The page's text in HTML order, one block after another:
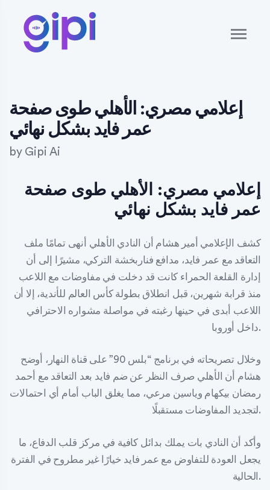
إعلامي مصري: الأهلي طوى صفحة
عمر فايد بشكل نهائي
by Gipi Ai
إعلامي مصري: الأهلي طوى صفحة
عمر فايد بشكل نهائي
كشف الإعلامي أمير هشام أن النادي الأهلي أنهى تمامًا ملف
التعاقد مع عمر فايد، مدافع فناربخشة التركي، مشيرًا إلى أن
إدارة القلعة الحمراء كانت قد دخلت في مفاوضات مع اللاعب
منذ قرابة شهرين، قبل انطلاق بطولة كأس العالم للأندية، إلا أن
اللاعب أبدى في حينها رغبته في مواصلة مشواره الاحترافي
داخل أوروبا.
وخلال تصريحاته في برنامج “بلس 90” على قناة النهار، أوضح
هشام أن الأهلي صرف النظر عن ضم فايد بعد التعاقد مع أحمد
رمضان بيكهام وياسين مرعي، مما يغلق الباب أمام أي احتمالات
لتجديد المفاوضات مستقبلًا.
وأكد أن النادي بات يملك بدائل كافية في مركز قلب الدفاع، ما
يجعل العودة للتفاوض مع عمر فايد خيارًا غير مطروح في الفترة
الحالية.